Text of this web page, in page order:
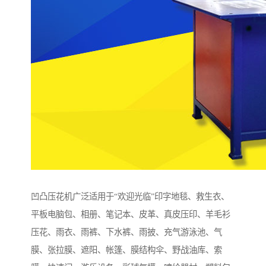
凹凸压花机广泛适用于“欢迎光临”印字地毯、救生衣、
平板电脑包、相册、笔记本、皮革、真皮压印、羊毛衫
压花、雨衣、雨裤、下水裤、雨披、充气游泳池、气
膜、张拉膜、遮阳、帐篷、膜结构伞、野战油库、索